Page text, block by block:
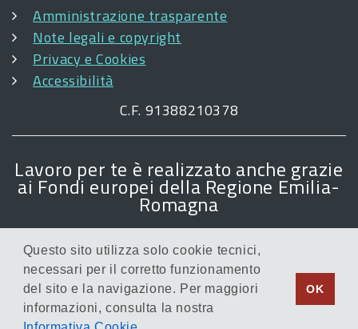
Questo sito utilizza solo cookie tecnici,
necessari per il corretto funzionamento
del sito e la navigazione. Per maggiori
informazioni, consulta la nostra
OK
Amministrazione trasparente
Note legali e copyright
Privacy e Cookies
Accessibilità
C.F. 91388210378
Lavoro per te è realizzato anche grazie
ai Fondi europei della Regione Emilia-
Romagna